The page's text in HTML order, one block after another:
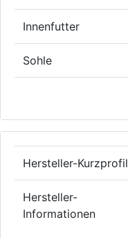
Innenfutter
Sohle
Hersteller-Kurzprofil
Hersteller-
Informationen